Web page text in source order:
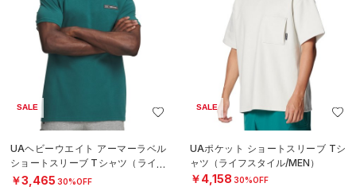
SALE
UAヘビーウエイト アーマーラベル
ショートスリーブ Tシャツ（ライフ
スタイル/MEN）
￥3,465 30%OFF
SALE
UAポケット ショートスリーブ Tシ
ャツ（ライフスタイル/MEN）
￥4,158 30%OFF